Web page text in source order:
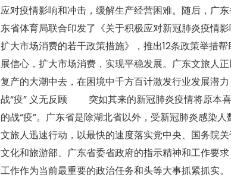
应对疫情影响和冲击，缓解生产经营困难。随后，广
东省体育局联合印发了《关于积极应对新冠肺炎疫情
扩大市场消费的若干政策措施》，推出12条政策举措
展信心，扩大市场消费，实现平稳发展。广东文旅人
复产的大潮中去，在困境中千方百计激发行业发展
战“疫” 义无反顾 突如其来的新冠肺炎疫情将原本
的战“疫”。广东省是除湖北省以外，受新冠肺炎感染
文旅人迅速行动，以最快的速度落实党中央、国务院
文化和旅游部、广东省委省政府的指示精神和工作要
工作作为当前最重要的政治任务和头等大事抓紧抓